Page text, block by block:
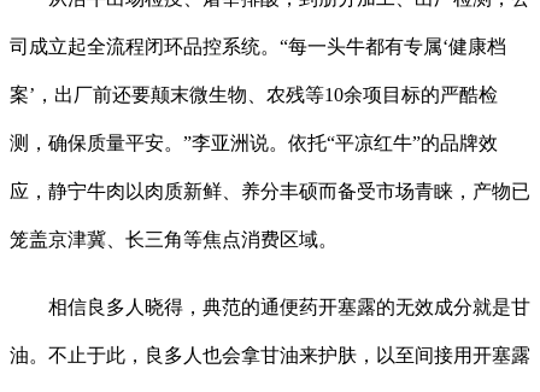
司成立起全流程闭环品控系统。“每一头牛都有专属‘健康档
案’，出厂前还要颠末微生物、农残等10余项目标的严酷检
测，确保质量平安。”李亚洲说。依托“平凉红牛”的品牌效
应，静宁牛肉以肉质新鲜、养分丰硕而备受市场青睐，产物已
笼盖京津冀、长三角等焦点消费区域。
相信良多人晓得，典范的通便药开塞露的无效成分就是甘
油。不止于此，良多人也会拿甘油来护肤，以至间接用开塞露